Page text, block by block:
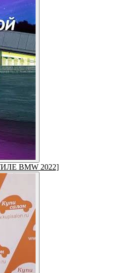
BMW 2022]